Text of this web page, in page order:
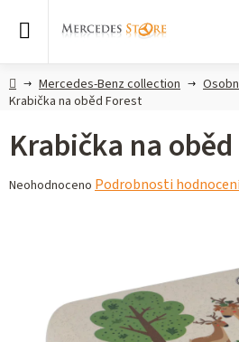
DomůMercedes-Benz collection
Krabička na oběd Forest
Krabička na
Průměrné
hvězdiček.
Neohodnoceno Podrobnosti